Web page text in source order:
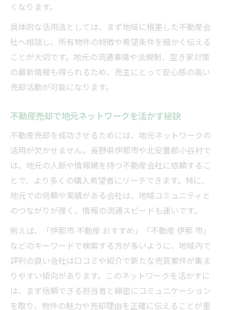
くなります。
具体的な活用法としては、まず地域に根差した不動産会
社へ相談し、所有物件の特徴や希望条件を細かく伝える
ことが大切です。地元の流通事情や法規制、空き家対策
の最新情報も得られるため、売主にとって安心感の高い
売却活動が可能になります。
不動産売却で地元ネットワークを活かす秘訣
不動産売却を成功させるためには、地元ネットワークの
活用が欠かせません。長野県伊那市や北安曇郡小谷村で
は、地元の人脈や情報網を持つ不動産会社に依頼するこ
とで、より多くの購入希望者にリーチできます。特に、
地元での信頼や実績がある会社は、地域コミュニティと
のつながりが強く、情報の流通スピードも速いです。
例えば、「伊那市 不動産 おすすめ」「不動産 伊那 市」
などのキーワードで検索する方が多いように、地域内で
評判の良い会社は口コミや紹介で新たな売買案件が集ま
りやすい傾向があります。このネットワークを活かすに
は、まず信頼できる担当者と綿密にコミュニケーション
を取り、物件の魅力や売却理由を正確に伝えることが重